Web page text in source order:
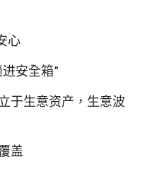
心
安全箱”
于生意资产，生意波
盖